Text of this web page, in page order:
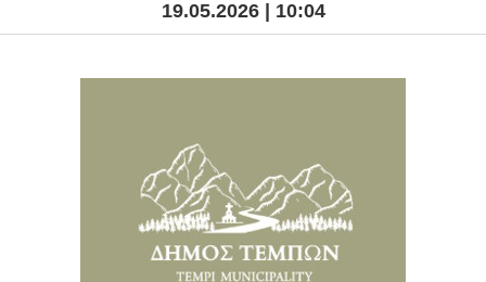
19.05.2026 | 10:04